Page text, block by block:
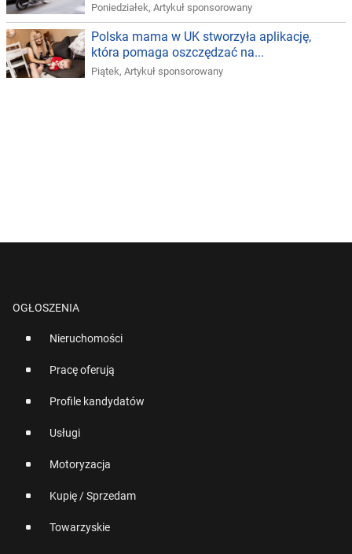
Poniedziałek, Artykuł sponsorowany
Polska mama w UK stworzyła aplikację,
która pomaga oszczędzać na...
Piątek, Artykuł sponsorowany
OGŁOSZENIA
Nieruchomości
Pracę oferują
Profile kandydatów
Usługi
Motoryzacja
Kupię / Sprzedam
Towarzyskie